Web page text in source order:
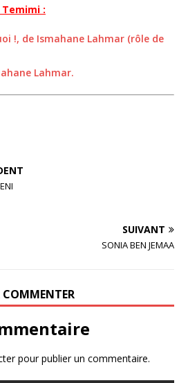
:
!, de Ismahane Lahmar (rôle de
Lahmar.
SUIVANT
SONIA BEN JEMAA
COMMENTER
pour publier un commentaire.